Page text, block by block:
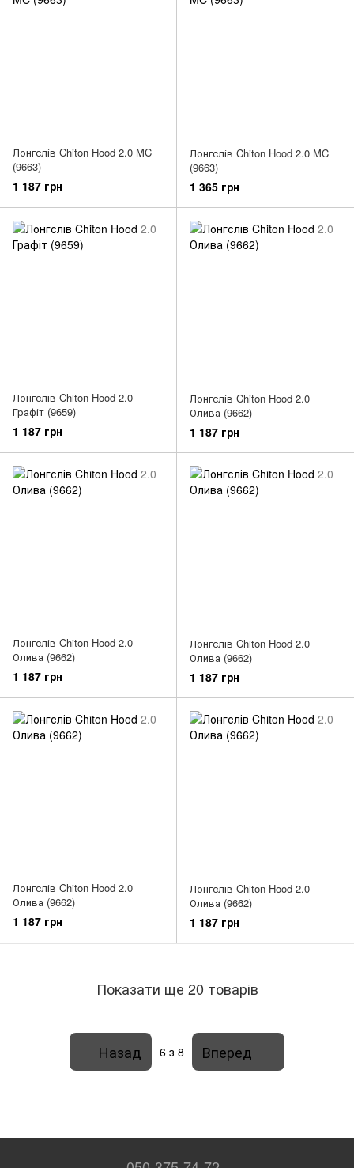
Лонгслів Chiton Hood 2.0 MC
(9663)
1 187 грн
Лонгслів Chiton Hood 2.0 MC
(9663)
1 365 грн
Лонгслів Chiton Hood 2.0
Графіт (9659)
1 187 грн
Лонгслів Chiton Hood 2.0
Олива (9662)
1 187 грн
Лонгслів Chiton Hood 2.0
Олива (9662)
1 187 грн
Лонгслів Chiton Hood 2.0
Олива (9662)
1 187 грн
Лонгслів Chiton Hood 2.0
Олива (9662)
1 187 грн
Лонгслів Chiton Hood 2.0
Олива (9662)
1 187 грн
Показати ще 20 товарів
Назад 6 з 8 Вперед